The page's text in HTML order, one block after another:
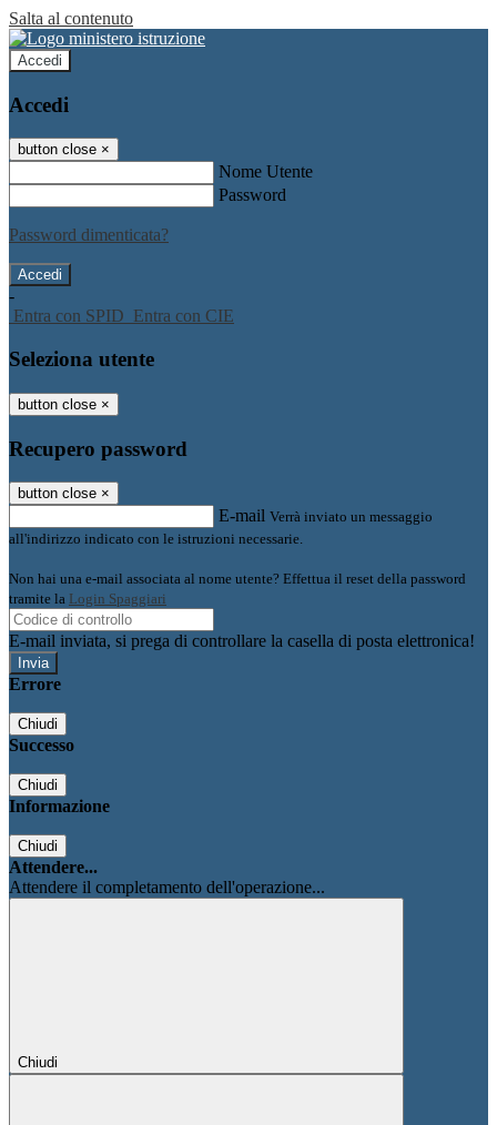
Salta al contenuto
Accedi
Accedi
button close ×
Nome Utente
Password
Password dimenticata?
-
Entra con SPID Entra con CIE
Seleziona utente
button close ×
Recupero password
button close ×
E-mail Verrà inviato un messaggio
all'indirizzo indicato con le istruzioni necessarie.
Non hai una e-mail associata al nome utente? Effettua il reset della password
tramite la Login Spaggiari
E-mail inviata, si prega di controllare la casella di posta elettronica!
Errore
Chiudi
Successo
Chiudi
Informazione
Chiudi
Attendere...
Attendere il completamento dell'operazione...
Chiudi